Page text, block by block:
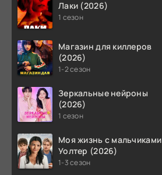
Лаки (2026)
1 сезон
Магазин для киллеров
(2026)
1-2 сезон
Зеркальные нейроны
(2026)
1 сезон
Моя жизнь с мальчиками
Уолтер (2026)
1-3 сезон